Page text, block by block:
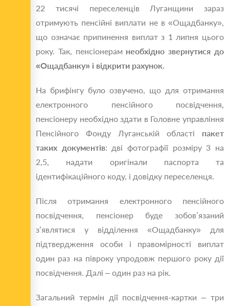
22 тисячі переселенців Луганщини зараз
отримують пенсійні виплати не в «Ощадбанку»,
що означає припинення виплат з 1 липня цього
року. Так, пенсіонерам необхідно звернутися до
«Ощадбанку» і відкрити рахунок.
На брифінгу було озвучено, що для отримання
електронного пенсійного посвідчення,
пенсіонеру необхідно здати в Головне управління
Пенсійного Фонду Луганській області пакет
таких документів: дві фотографії розміру 3 на
2,5, надати оригінали паспорта та
ідентифікаційного коду, і довідку переселенця.
Після отримання електронного пенсійного
посвідчення, пенсіонер буде зобов’язаний
з’являтися у відділення «Ощадбанку» для
підтвердження особи і правомірності виплат
один раз на півроку упродовж першого року дії
посвідчення. Далі – один раз на рік.
Загальний термін дії посвідчення-картки – три